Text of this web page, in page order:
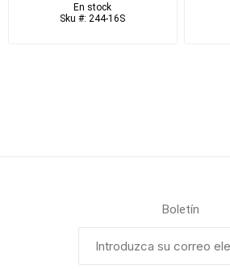
En stock
Sku #: 244-16S
Boletín